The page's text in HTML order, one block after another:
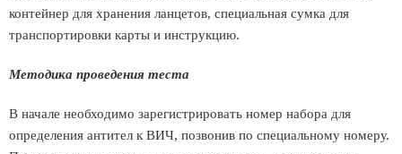
контейнер для хранения ланцетов, специальная сумка для
транспортировки карты и инструкцию.
Методика проведения теста
В начале необходимо зарегистрировать номер набора для
определения антител к ВИЧ, позвонив по специальному номеру.